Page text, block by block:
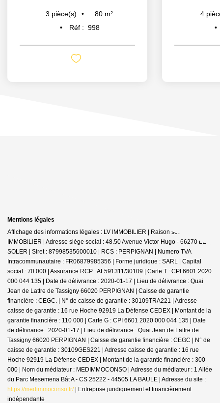
3 pièce(s) 80 m²
Réf : 998
4
Mentions légales
Affichage des informations légales : LV IMMOBILIER | Raison sociale : LV
IMMOBILIER | Adresse siège social : 48.50 Avenue Victor Hugo - 66270 LE
SOLER | Siret : 87998535600010 | RCS : PERPIGNAN | Numero TVA
Intracommunautaire : FR06879985356 | Forme juridique : SARL | Capital
social : 70 000 | Assurance RCP : AL591311/30109 | Carte T : CPI 6601 2020
000 044 135 | Date de délivrance : 2020-01-17 | Lieu de délivrance : Quai
Jean de Lattre de Tassigny 66020 PERPIGNAN | Caisse de garantie
financière : CEGC. | N° de caisse de garantie : 30109TRA221 | Adresse
caisse de garantie : 16 rue Hoche 92919 La Défense CEDEX | Montant de la
garantie financière : 110 000 | Carte G : CPI 6601 2020 000 044 135 | Date
de délivrance : 2020-01-17 | Lieu de délivrance : Quai Jean de Lattre de
Tassigny 66020 PERPIGNAN | Caisse de garantie financière : CEGC | N° de
caisse de garantie : 30109GES221 | Adresse caisse de garantie : 16 rue
Hoche 92919 La Défense CEDEX | Montant de la garantie financière : 300
000 | Nom du médiateur : MEDIMMOCONSO | Adresse du médiateur : 1 Allée
du Parc Mesemena Bât A - CS 25222 - 44505 LA BAULE | Adresse du site :
https://medimmoconso.fr/| Entreprise juridiquement et financièrement
indépendante